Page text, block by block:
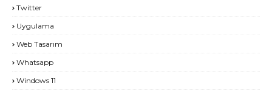
Twitter
Uygulama
Web Tasarım
Whatsapp
Windows 11